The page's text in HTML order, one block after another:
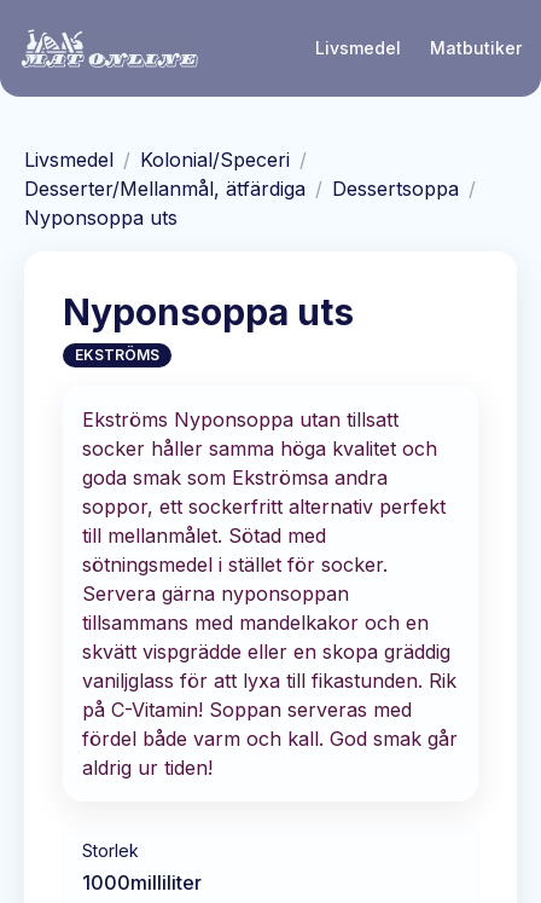
Livsmedel Matbutiker
Livsmedel / Kolonial/Speceri /
Desserter/Mellanmål, ätfärdiga / Dessertsoppa /
Nyponsoppa uts
Nyponsoppa uts
EKSTRÖMS
Ekströms Nyponsoppa utan tillsatt
socker håller samma höga kvalitet och
goda smak som Ekströmsa andra
soppor, ett sockerfritt alternativ perfekt
till mellanmålet. Sötad med
sötningsmedel i stället för socker.
Servera gärna nyponsoppan
tillsammans med mandelkakor och en
skvätt vispgrädde eller en skopa gräddig
vaniljglass för att lyxa till fikastunden. Rik
på C-Vitamin! Soppan serveras med
fördel både varm och kall. God smak går
aldrig ur tiden!
Storlek
1000milliliter